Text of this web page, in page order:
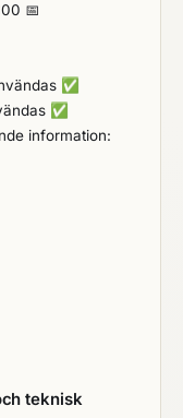
📅
✅
✅
information:
teknisk